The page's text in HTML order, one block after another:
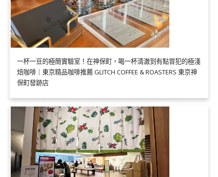
一杯一豆的極簡實驗室！在神保町，喝一杯清澈到有點冒犯的極淺
焙咖啡｜東京精品咖啡推薦 GLITCH COFFEE & ROASTERS 東京神
保町發跡店